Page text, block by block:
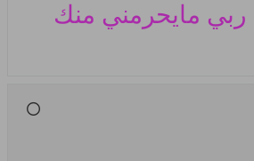
ربي مايحرمني منك